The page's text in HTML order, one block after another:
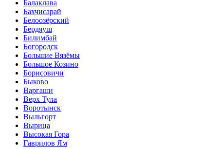
Балаклава
Бахчисарай
Белоозёрский
Бердяуш
Билимбай
Богородск
Большие Вязёмы
Большое Козино
Борисовичи
Быково
Варгаши
Верх Тула
Воротынск
Выльгорт
Вырица
Высокая Гора
Гаврилов Ям